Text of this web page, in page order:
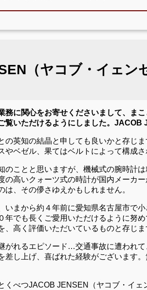
（ヤコブ・イェン
務に関心をお寄せくださいまして、ま
覧いただけるようにしました。
の英知の結晶と申しても良いかと存じ
やベゼル、果てはベルトによって構成
のことと思いますが、機械式の腕時計
の高いクォーツ式の時計が国内メーカ
は、その儚さゆえかもしれません。
いまから約４年前に愛知県名古屋市で
年でも長くご愛用いただけるように努
、高く評価いただいているものと存じま
がれるエピソード…交通事故に遭われ
差し上げ、喜ばれた経験がございます
くべつJACOB JENSEN（ヤコブ・イ